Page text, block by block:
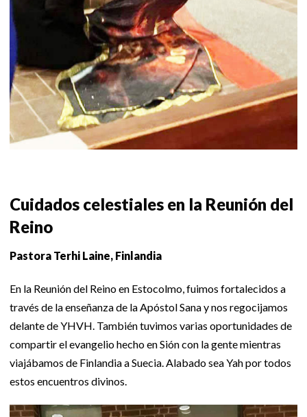
Cuidados celestiales en la Reunión del
Reino
Pastora Terhi Laine, Finlandia
En la Reunión del Reino en Estocolmo, fuimos fortalecidos a
través de la enseñanza de la Apóstol Sana y nos regocijamos
delante de YHVH. También tuvimos varias oportunidades de
compartir el evangelio hecho en Sión con la gente mientras
viajábamos de Finlandia a Suecia. Alabado sea Yah por todos
estos encuentros divinos.